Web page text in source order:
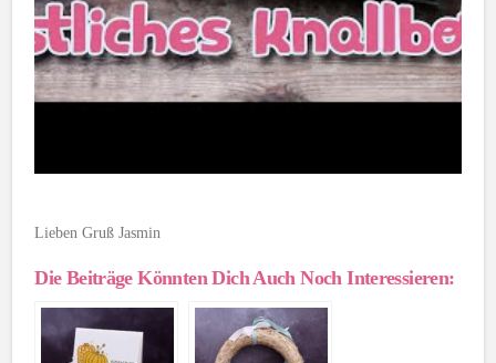
Lieben Gruß Jasmin
Die Beiträge Könnten Dich Auch Noch Interessieren: